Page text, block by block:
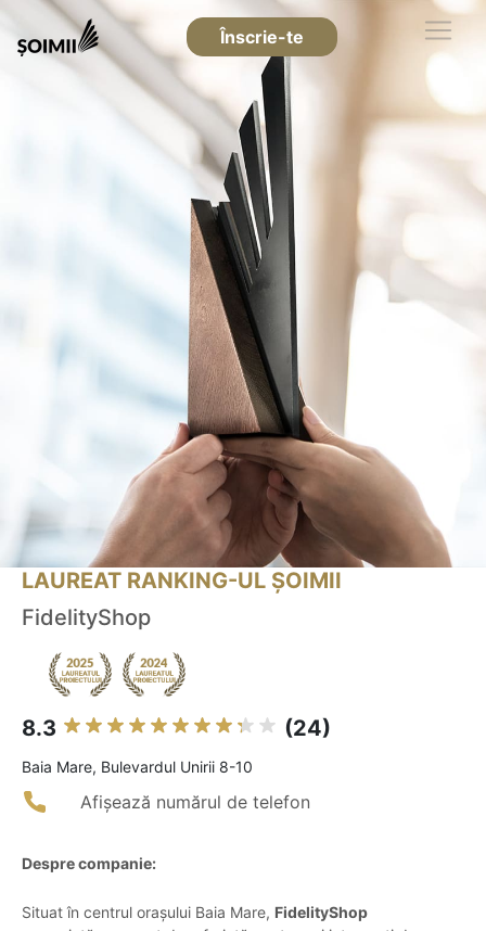
Înscrie-te
LAUREAT RANKING-UL ȘOIMII
FidelityShop
8.3 (24)
Baia Mare, Bulevardul Unirii 8-10
Afișează numărul de telefon
Despre companie:
Situat în centrul orașului Baia Mare, FidelityShop